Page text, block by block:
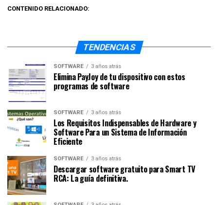
CONTENIDO RELACIONADO:
TENDENCIAS
SOFTWARE 3 años atrás
Elimina PayJoy de tu dispositivo con estos
programas de software
SOFTWARE 3 años atrás
Los Requisitos Indispensables de Hardware y
Software Para un Sistema de Información
Eficiente
SOFTWARE 3 años atrás
Descargar software gratuito para Smart TV
RCA: La guía definitiva.